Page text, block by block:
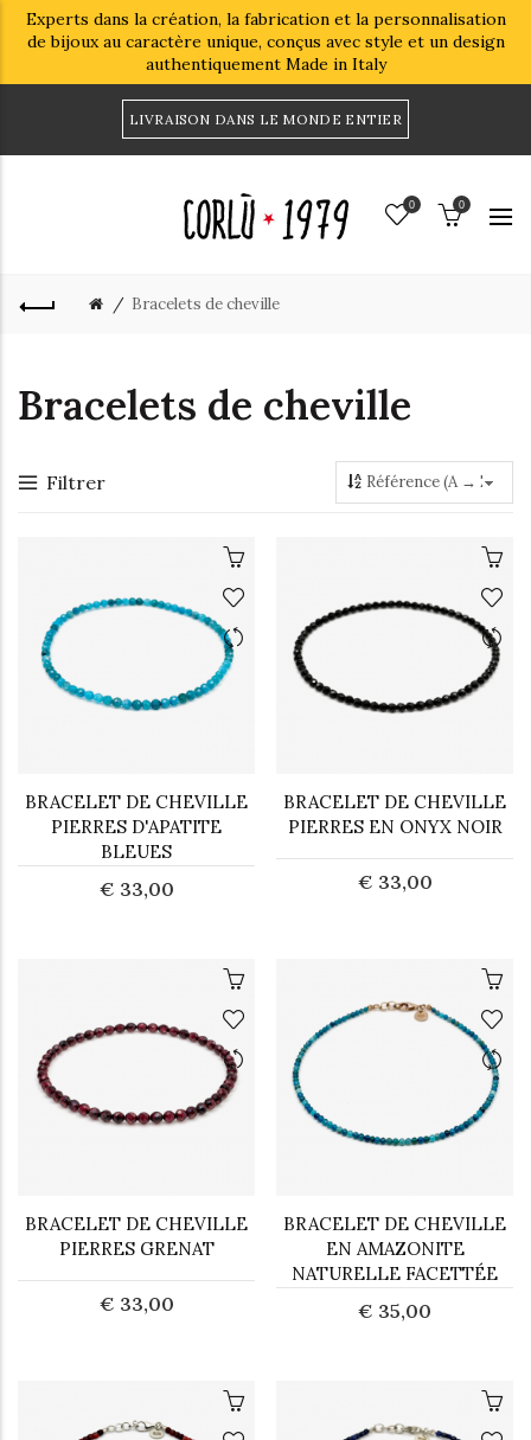
Experts dans la création, la fabrication et la personnalisation
de bijoux au caractère unique, conçus avec style et un design
authentiquement Made in Italy
LIVRAISON DANS LE MONDE ENTIER
0 0
Bracelets de cheville
Bracelets de cheville
Filtrer
BRACELET DE CHEVILLE
PIERRES D'APATITE
BLEUES
€ 33,00
BRACELET DE CHEVILLE
PIERRES EN ONYX NOIR
€ 33,00
BRACELET DE CHEVILLE
PIERRES GRENAT
€ 33,00
BRACELET DE CHEVILLE
EN AMAZONITE
NATURELLE FACETTÉE
€ 35,00